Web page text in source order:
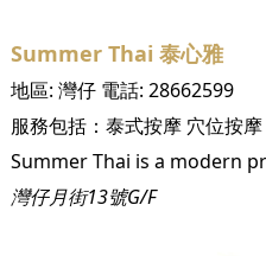
Summer Thai 泰心雅
地區: 灣仔電話: 28662599
服務包括： 泰式按摩 穴位按摩
灣仔月街13號G/F